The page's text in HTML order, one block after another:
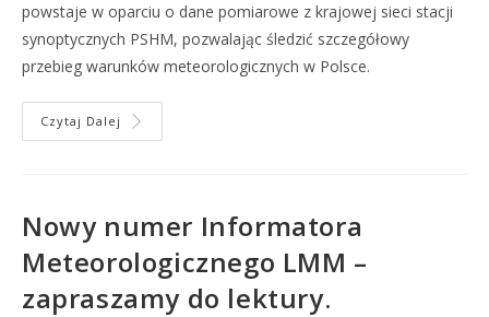
powstaje w oparciu o dane pomiarowe z krajowej sieci stacji
synoptycznych PSHM, pozwalając śledzić szczegółowy
przebieg warunków meteorologicznych w Polsce.
Czytaj Dalej
Nowy numer Informatora
Meteorologicznego LMM –
zapraszamy do lektury.